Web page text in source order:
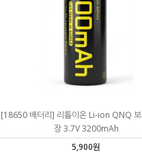
[18650 배터리] 리튬이온 Li-ion QNQ 보
장 3.7V 3200mAh
5,900원